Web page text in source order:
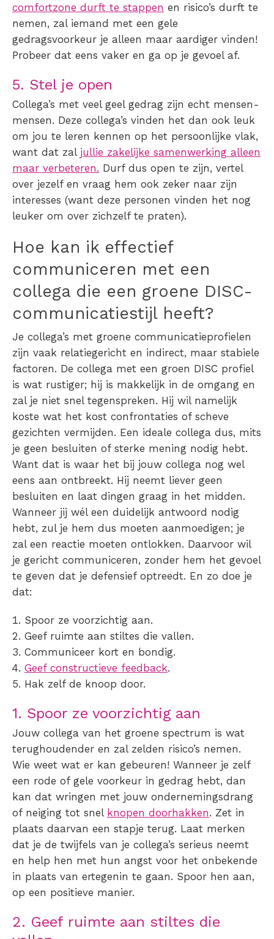
comfortzone durft te stappen en risico’s durft te
nemen, zal iemand met een gele
gedragsvoorkeur je alleen maar aardiger vinden!
Probeer dat eens vaker en ga op je gevoel af.
5. Stel je open
Collega’s met veel geel gedrag zijn echt mensen-
mensen. Deze collega’s vinden het dan ook leuk
om jou te leren kennen op het persoonlijke vlak,
want dat zal jullie zakelijke samenwerking alleen
maar verbeteren. Durf dus open te zijn, vertel
over jezelf en vraag hem ook zeker naar zijn
interesses (want deze personen vinden het nog
leuker om over zichzelf te praten).
Hoe kan ik effectief
communiceren met een
collega die een groene DISC-
communicatiestijl heeft?
Je collega’s met groene communicatieprofielen
zijn vaak relatiegericht en indirect, maar stabiele
factoren. De collega met een groen DISC profiel
is wat rustiger; hij is makkelijk in de omgang en
zal je niet snel tegenspreken. Hij wil namelijk
koste wat het kost confrontaties of scheve
gezichten vermijden. Een ideale collega dus, mits
je geen besluiten of sterke mening nodig hebt.
Want dat is waar het bij jouw collega nog wel
eens aan ontbreekt. Hij neemt liever geen
besluiten en laat dingen graag in het midden.
Wanneer jij wél een duidelijk antwoord nodig
hebt, zul je hem dus moeten aanmoedigen; je
zal een reactie moeten ontlokken. Daarvoor wil
je gericht communiceren, zonder hem het gevoel
te geven dat je defensief optreedt. En zo doe je
dat:
Spoor ze voorzichtig aan.
Geef ruimte aan stiltes die vallen.
Communiceer kort en bondig.
Geef constructieve feedback.
Hak zelf de knoop door.
1. Spoor ze voorzichtig aan
Jouw collega van het groene spectrum is wat
terughoudender en zal zelden risico’s nemen.
Wie weet wat er kan gebeuren! Wanneer je zelf
een rode of gele voorkeur in gedrag hebt, dan
kan dat wringen met jouw ondernemingsdrang
of neiging tot snel knopen doorhakken. Zet in
plaats daarvan een stapje terug. Laat merken
dat je de twijfels van je collega’s serieus neemt
en help hen met hun angst voor het onbekende
in plaats van ertegenin te gaan. Spoor hen aan,
op een positieve manier.
2. Geef ruimte aan stiltes die